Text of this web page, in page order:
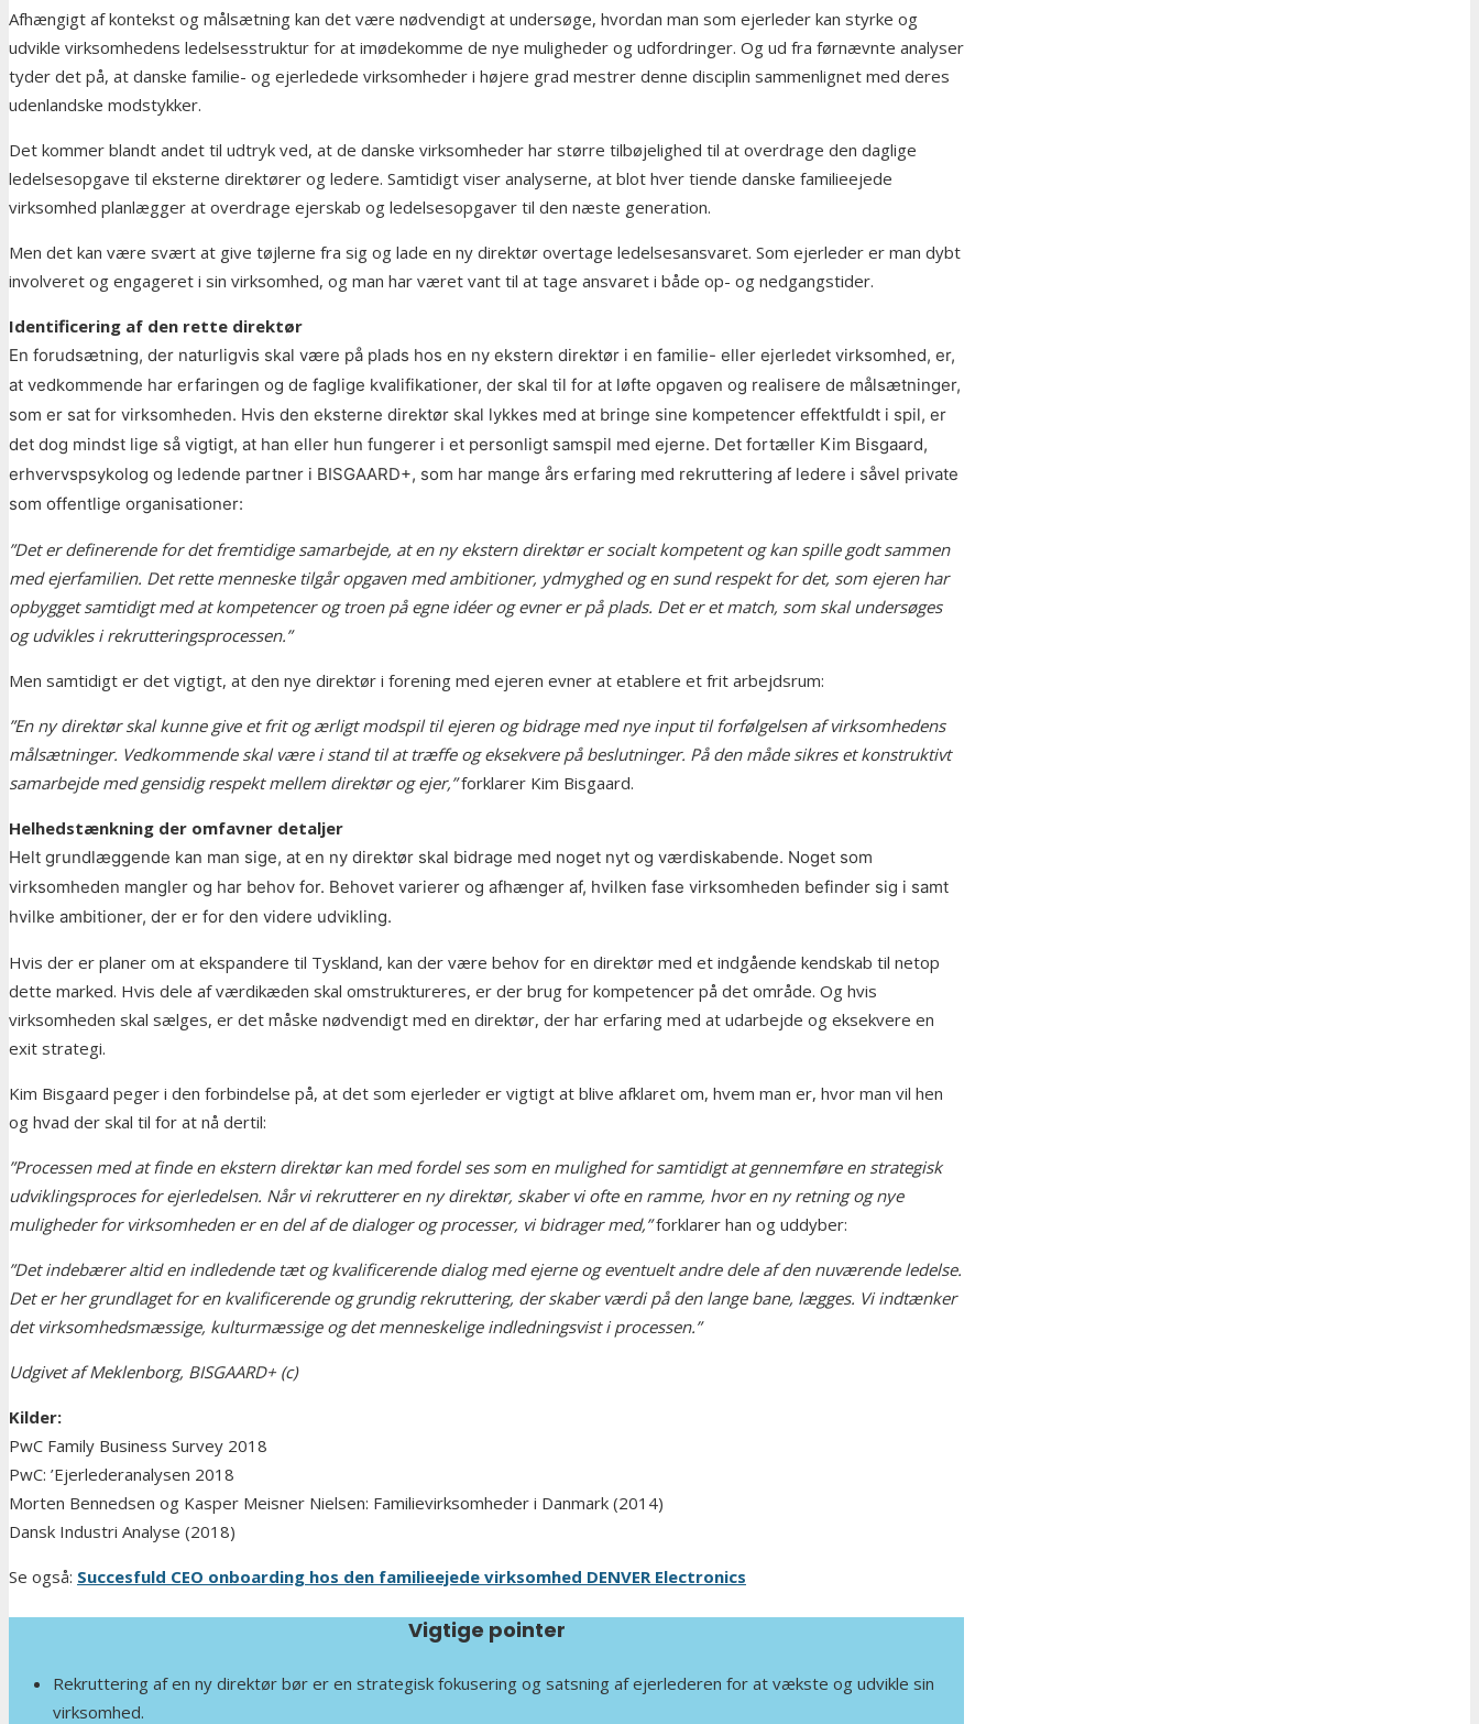
Afhængigt af kontekst og målsætning kan det være nødvendigt at undersøge, hvordan man som ejerleder kan styrke og
udvikle virksomhedens ledelsesstruktur for at imødekomme de nye muligheder og udfordringer. Og ud fra førnævnte analyser
tyder det på, at danske familie- og ejerledede virksomheder i højere grad mestrer denne disciplin sammenlignet med deres
udenlandske modstykker.
Det kommer blandt andet til udtryk ved, at de danske virksomheder har større tilbøjelighed til at overdrage den daglige
ledelsesopgave til eksterne direktører og ledere. Samtidigt viser analyserne, at blot hver tiende danske familieejede
virksomhed planlægger at overdrage ejerskab og ledelsesopgaver til den næste generation.
Men det kan være svært at give tøjlerne fra sig og lade en ny direktør overtage ledelsesansvaret. Som ejerleder er man dybt
involveret og engageret i sin virksomhed, og man har været vant til at tage ansvaret i både op- og nedgangstider.
Identificering af den rette direktør
En forudsætning, der naturligvis skal være på plads hos en ny ekstern direktør i en familie- eller ejerledet virksomhed, er,
at vedkommende har erfaringen og de faglige kvalifikationer, der skal til for at løfte opgaven og realisere de målsætninger,
som er sat for virksomheden. Hvis den eksterne direktør skal lykkes med at bringe sine kompetencer effektfuldt i spil, er
det dog mindst lige så vigtigt, at han eller hun fungerer i et personligt samspil med ejerne. Det fortæller Kim Bisgaard,
erhvervspsykolog og ledende partner i BISGAARD+, som har mange års erfaring med rekruttering af ledere i såvel private
som offentlige organisationer:
”Det er definerende for det fremtidige samarbejde, at en ny ekstern direktør er socialt kompetent og kan spille godt sammen
med ejerfamilien. Det rette menneske tilgår opgaven med ambitioner, ydmyghed og en sund respekt for det, som ejeren har
opbygget samtidigt med at kompetencer og troen på egne idéer og evner er på plads. Det er et match, som skal undersøges
og udvikles i rekrutteringsprocessen.”
Men samtidigt er det vigtigt, at den nye direktør i forening med ejeren evner at etablere et frit arbejdsrum:
”En ny direktør skal kunne give et frit og ærligt modspil til ejeren og bidrage med nye input til forfølgelsen af virksomhedens
målsætninger. Vedkommende skal være i stand til at træffe og eksekvere på beslutninger. På den måde sikres et konstruktivt
samarbejde med gensidig respekt mellem direktør og ejer,”forklarer Kim Bisgaard.
Helhedstænkning der omfavner detaljer
Helt grundlæggende kan man sige, at en ny direktør skal bidrage med noget nyt og værdiskabende. Noget som
virksomheden mangler og har behov for. Behovet varierer og afhænger af, hvilken fase virksomheden befinder sig i samt
hvilke ambitioner, der er for den videre udvikling.
Hvis der er planer om at ekspandere til Tyskland, kan der være behov for en direktør med et indgående kendskab til netop
dette marked. Hvis dele af værdikæden skal omstruktureres, er der brug for kompetencer på det område. Og hvis
virksomheden skal sælges, er det måske nødvendigt med en direktør, der har erfaring med at udarbejde og eksekvere en
exit strategi.
Kim Bisgaard peger i den forbindelse på, at det som ejerleder er vigtigt at blive afklaret om, hvem man er, hvor man vil hen
og hvad der skal til for at nå dertil:
”Processen med at finde en ekstern direktør kan med fordel ses som en mulighed for samtidigt at gennemføre en strategisk
udviklingsproces for ejerledelsen. Når vi rekrutterer en ny direktør, skaber vi ofte en ramme, hvor en ny retning og nye
muligheder for virksomheden er en del af de dialoger og processer, vi bidrager med,”forklarer han og uddyber:
”Det indebærer altid en indledende tæt og kvalificerende dialog med ejerne og eventuelt andre dele af den nuværende ledelse.
Det er her grundlaget for en kvalificerende og grundig rekruttering, der skaber værdi på den lange bane, lægges. Vi indtænker
det virksomhedsmæssige, kulturmæssige og det menneskelige indledningsvist i processen.”
Udgivet af Meklenborg, BISGAARD+ (c)
Kilder:
PwC Family Business Survey 2018
PwC: ’Ejerlederanalysen 2018
Morten Bennedsen og Kasper Meisner Nielsen: Familievirksomheder i Danmark (2014)
Dansk Industri Analyse (2018)
Se også: Succesfuld CEO onboarding hos den familieejede virksomhed DENVER Electronics
Vigtige pointer
Rekruttering af en ny direktør bør er en strategisk fokusering og satsning af ejerlederen for at vækste og udvikle sin
virksomhed.